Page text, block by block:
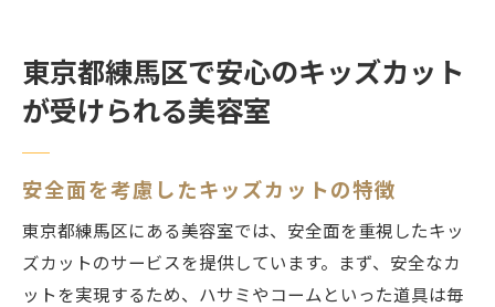
東京都練馬区で安心のキッズカット
が受けられる美容室
安全面を考慮したキッズカットの特徴
東京都練馬区にある美容室では、安全面を重視したキッ
ズカットのサービスを提供しています。まず、安全なカ
ットを実現するため、ハサミやコームといった道具は毎